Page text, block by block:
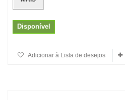
Disponível
Adicionar à Lista de desejos